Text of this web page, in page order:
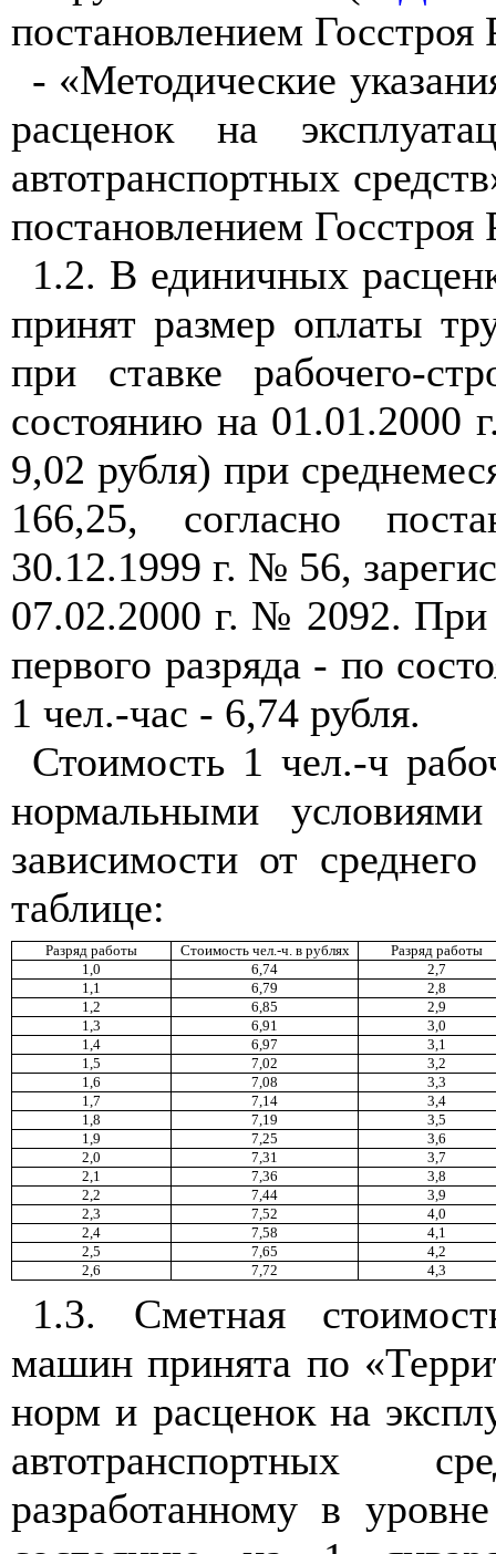
постановлением
- «Методические
расценок на
автотранспортных
постановлением
1.2. В единичных
принят размер оплаты
при ставке рабочего-
состоянию на 01.01.2000
9,02 рубля) при
166,25, согласно
30.12.1999 г. № 56,
07.02.2000 г. № 2092. При
первого разряда - по
1 чел.-час - 6,74 рубля.
Стоимость 1 чел.-ч
нормальными
зависимости от
таблице:
Разряд работы Стоимость чел.-ч. в рублях
Разряд работы
1,0
6,74
2,7
1,1
6,79
2,8
1,2
6,85
2,9
1,3
6,91
3,0
1,4
6,97
3,1
1,5
7,02
3,2
1,6
7,08
3,3
1,7
7,14
3,4
1,8
7,19
3,5
1,9
7,25
3,6
2,0
7,31
3,7
2,1
7,36
3,8
2,2
7,44
3,9
2,3
7,52
4,0
2,4
7,58
4,1
2,5
7,65
4,2
2,6
7,72 4,3
1.3. Сметная
машин принята по
норм и расценок на
автотранспортных
разработанному в